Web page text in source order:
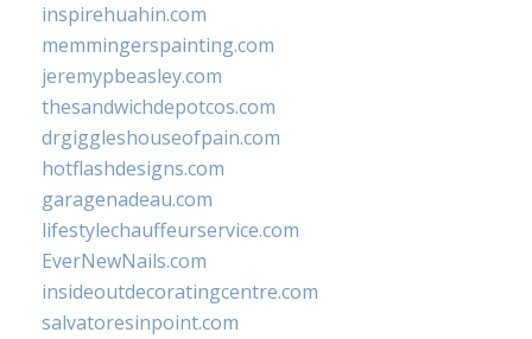
inspirehuahin.com
memmingerspainting.com
jeremypbeasley.com
thesandwichdepotcos.com
drgiggleshouseofpain.com
hotflashdesigns.com
garagenadeau.com
lifestylechauffeurservice.com
EverNewNails.com
insideoutdecoratingcentre.com
salvatoresinpoint.com